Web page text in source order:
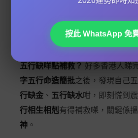
五行缺咩點補救
五行缺咩點補救？ 好多香港人睇
字五行命造簡批之後，發現自己
行缺金 、 五行缺水咁，即刻慌到
行相生相剋有得補救㗎，關鍵係
神 。
按此 WhatsApp 免